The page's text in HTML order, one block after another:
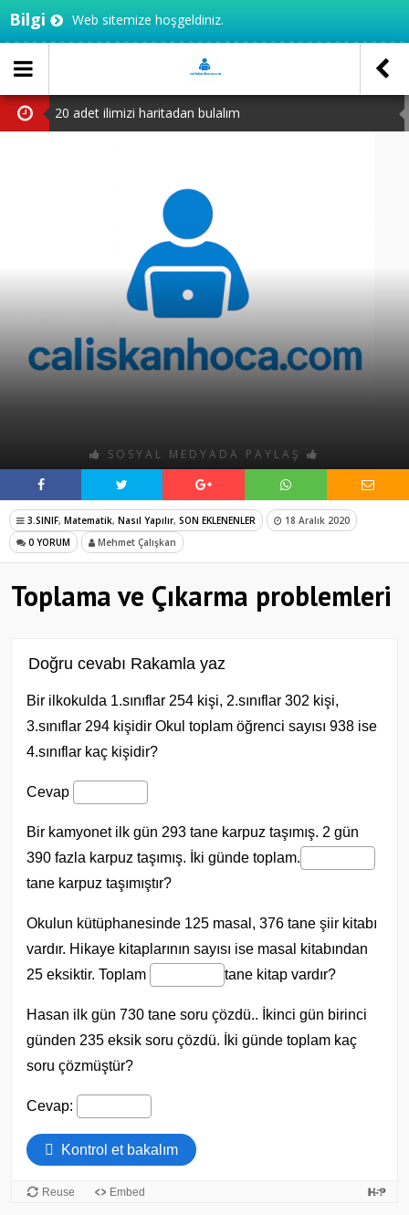
Bilgi Web sitemize hoşgeldiniz.
20 adet ilimizi haritadan bulalım
TED Ankara koleji 5.sınıf seçme sınavı PDF
TED Ankara Koleji 4.sınıf seçme sınavı PDF
2.sınıftan 3’e geçenler için test
SOSYAL MEDYADA PAYLAŞ
3.SINIF, Matematik, Nasıl Yapılır, SON EKLENENLER
18 Aralık 2020
0 YORUM
Mehmet Çalışkan
Toplama ve Çıkarma problemleri